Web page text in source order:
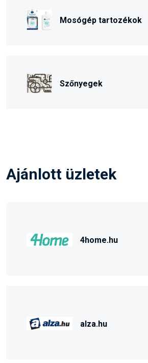
Mosógép tartozékok
Szőnyegek
Ajánlott üzletek
4home.hu
alza.hu